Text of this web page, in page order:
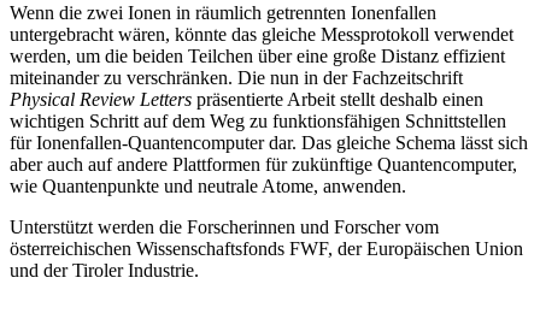
Wenn die zwei Ionen in räumlich getrennten Ionenfallen
untergebracht wären, könnte das gleiche Messprotokoll verwendet
werden, um die beiden Teilchen über eine große Distanz effizient
miteinander zu verschränken. Die nun in der Fachzeitschrift
Physical Review Letters präsentierte Arbeit stellt deshalb einen
wichtigen Schritt auf dem Weg zu funktionsfähigen Schnittstellen
für Ionenfallen-Quantencomputer dar. Das gleiche Schema lässt sich
aber auch auf andere Plattformen für zukünftige Quantencomputer,
wie Quantenpunkte und neutrale Atome, anwenden.
Unterstützt werden die Forscherinnen und Forscher vom
österreichischen Wissenschaftsfonds FWF, der Europäischen Union
und der Tiroler Industrie.